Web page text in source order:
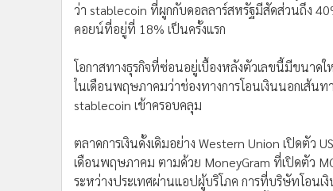
ว่า stablecoin ที่ผูกกับดอลลาร์สหรัฐมีสัดส่วนถึง
คอยน์ที่อยู่ที่ 18% เป็นครั้งแรก
โอกาสทางธุรกิจที่ซ่อนอยู่เบื้องหลังตัวเลขนี้มีขนาด
ในเดือนพฤษภาคมว่าช่องทางการโอนเงินนอกเส้น
stablecoin เข้าครอบคลุม
ตลาดการเงินดั้งเดิมอย่าง Western Union เปิดตัว
เดือนพฤษภาคม ตามด้วย MoneyGram ที่เปิดตัว
ระหว่างประเทศผ่านแอปผู้บริโภค การที่บริษัทโอนเ